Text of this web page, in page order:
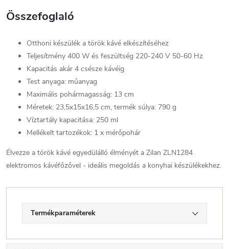
Összefoglaló
Otthoni készülék a török kávé elkészítéséhez
Teljesítmény 400 W és feszültség 220-240 V 50-60 Hz
Kapacitás akár 4 csésze kávéig
Test anyaga: műanyag
Maximális pohármagasság: 13 cm
Méretek: 23,5x15x16,5 cm, termék súlya: 790 g
Víztartály kapacitása: 250 ml
Mellékelt tartozékok: 1 x mérőpohár
Élvezze a török kávé egyedülálló élményét a Zilan ZLN1284
elektromos kávéfőzővel - ideális megoldás a konyhai készülékekhez.
Termékparaméterek